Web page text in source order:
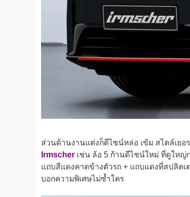
ส่วนด้านงานแต่งก็ดีไซน์หล่อ เข้ม สไตล์เยอ
Irmscher เช่น ล้อ 5 ก้านดีไซน์ใหม่ ที่ดูใหญ่
แถบสีแดงคาดข้างตัวรถ + แถบแดงที่สปลิต
บอกความพิเศษไม่ซ้ำใคร